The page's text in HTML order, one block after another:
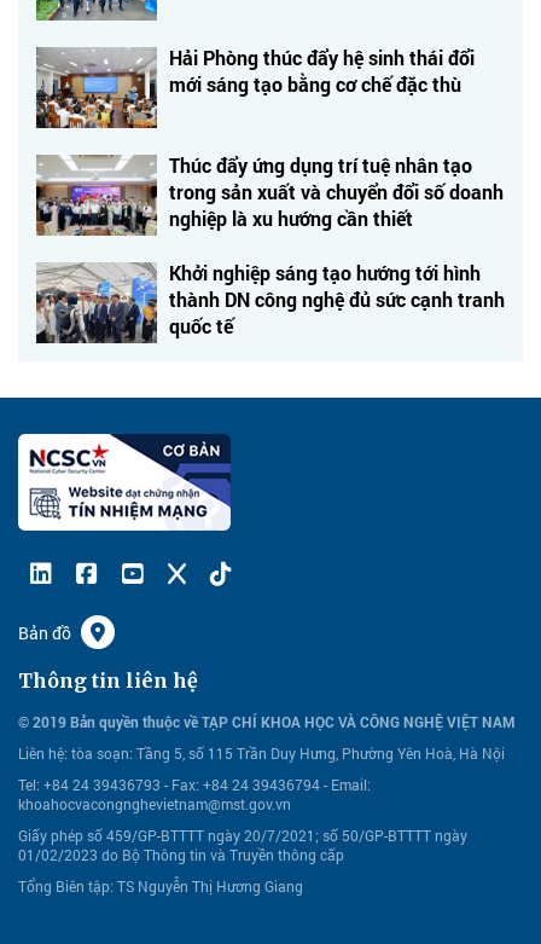
Hải Phòng thúc đẩy hệ sinh thái đổi
mới sáng tạo bằng cơ chế đặc thù
Thúc đẩy ứng dụng trí tuệ nhân tạo
trong sản xuất và chuyển đổi số doanh
nghiệp là xu hướng cần thiết
Khởi nghiệp sáng tạo hướng tới hình
thành DN công nghệ đủ sức cạnh tranh
quốc tế
Bản đồ
Thông tin liên hệ
© 2019 Bản quyền thuộc về TẠP CHÍ KHOA HỌC VÀ CÔNG NGHỆ VIỆT NAM
Liên hệ: tòa soạn: Tầng 5, số 115 Trần Duy Hưng, Phường Yên Hoà, Hà Nội
Tel: +84 24 39436793 - Fax: +84 24 39436794 - Email:
khoahocvacongnghevietnam@mst.gov.vn
Giấy phép số 459/GP-BTTTT ngày 20/7/2021; số 50/GP-BTTTT ngày
01/02/2023 do Bộ Thông tin và Truyền thông cấp
Tổng Biên tập: TS Nguyễn Thị Hương Giang